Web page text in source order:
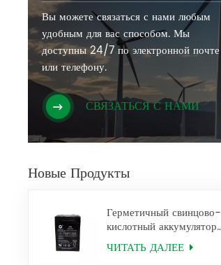
Вы можете связаться с нами любым
удобным для вас способом. Мы
доступны 24/7 по электронной почте
или телефону.
СВЯЗАТЬСЯ С НАМИ
Новые Продукты
Герметичный свинцово-
кислотный аккумулятор
4V6Ah Аккумулятор Ups
2FM6
ЧИТАТЬ ДАЛЕЕ